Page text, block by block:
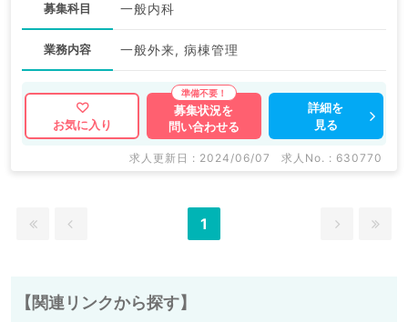
募集科目 一般内科
業務内容 一般外来, 病棟管理
お気に入り
募集状況を
問い合わせる
詳細を
見る
求人更新日 : 2024/06/07 求人No. : 630770
1
【関連リンクから探す】